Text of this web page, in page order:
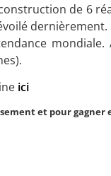
de 6
ici
et pour gagner